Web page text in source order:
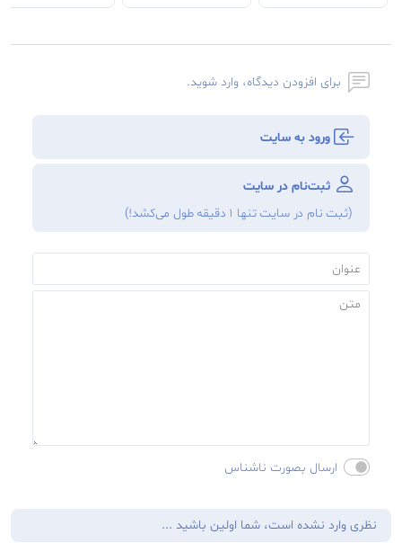
برای افزودن دیدگاه، وارد شوید.
ورود به سایت
ثبت‌نام در سایت
(ثبت نام در سایت تنها ۱ دقیقه طول می‌‌کشد!)
ارسال بصورت ناشناس
نظری وارد نشده است، شما اولین باشید ...